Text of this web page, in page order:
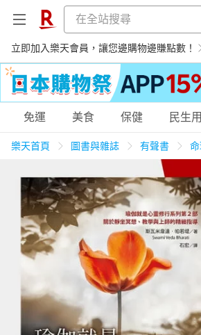
立即加入樂天會員，讓您邊購物邊賺點數！
購物網分類
天天免運 美食蛋糕 養生
居家生活 3C家電 運動
女裝 男裝
免運 美食 保健 民生
樂天首頁 圖書與雜誌 有聲書